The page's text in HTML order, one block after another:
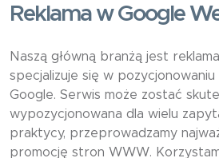
Reklama w Google
Naszą główną branżą jest
specjalizuje się w
Google. Serwis może zostać
wypozycjonowana dla wielu
praktycy, przeprowadzamy
promocję stron WWW.